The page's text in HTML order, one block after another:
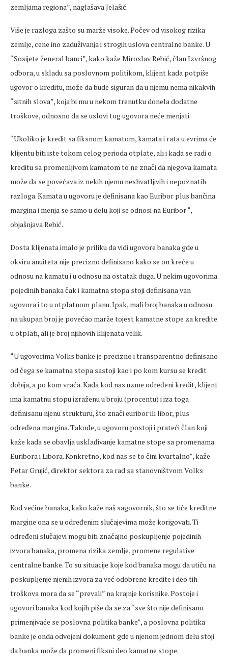
zemljama regiona”, naglašava Jelašić.
Više je razloga zašto su marže visoke. Počev od visokog rizika
zemlje, cene ino zaduživanja i strogih uslova centralne banke. U
“Sosijete ženeral banci”, kako kaže Miroslav Rebić, član Izvršnog
odbora, u skladu sa poslovnom politikom, klijent kada potpiše
ugovor o kreditu, može da bude siguran da u njemu nema nikakvih
“sitnih slova”, koja bi mu u nekom trenutku donela dodatne
troškove, odnosno da se uslovi tog ugovora neće menjati.
“Ukoliko je kredit sa fiksnom kamatom, kamata i rata u evrima će
klijentu biti iste tokom celog perioda otplate, ali i kada se radi o
kreditu sa promenljivom kamatom to ne znači da njegova kamata
može da se povećava iz nekih njemu neshvatljivih i nepoznatih
razloga. Kamata u ugovoru je definisana kao Euribor plus bančina
margina i menja se samo u delu koji se odnosi na Euribor “,
objašnjava Rebić.
Dosta klijenata imalo je priliku da vidi ugovore banaka gde u
okviru anuiteta nije precizno definisano kako se on kreće u
odnosu na kamatu i u odnosu na ostatak duga. U nekim ugovorima
pojedinih banaka čak i kamatna stopa stoji definisana van
ugovora i to u otplatnom planu. Ipak, mali broj banaka u odnosu
na ukupan broj je povećao marže tojest kamatne stope za kredite
u otplati, ali je broj njihovih klijenata velik.
“U ugovorima Volks banke je precizno i transparentno definisano
od čega se kamatna stopa sastoji kao i po kom kursu se kredit
dobija, a po kom vraća. Kada kod nas uzme određeni kredit, klijent
ima kamatnu stopu izraženu u broju (procentu) i iza toga
definisanu njenu strukturu, što znači euribor ili libor, plus
određena margina. Takođe, u ugovoru postoji i prateći član koji
kaže kada se obavlja usklađivanje kamatne stope sa promenama
Euribora i Libora. Konkretno, kod nas se to čini kvartalno”, kaže
Petar Grujić, direktor sektora za rad sa stanovništvom Volks
banke.
Kod većine banaka, kako kaže naš sagovornik, što se tiče kreditne
margine ona se u određenim slučajevima može korigovati. Ti
određeni slučajevi mogu biti značajno poskupljenje pojedinih
izvora banaka, promena rizika zemlje, promene regulative
centralne banke. To su situacije koje kod banaka mogu da utiču na
poskupljenje njenih izvora za već odobrene kredite i deo tih
troškova mora da se “prevali” na krajnje korisnike. Postoje i
ugovori banaka kod kojih piše da se za “sve što nije definisano
primenjivaće se poslovna politika banke”, a poslovna politika
banke je onda odvojeni dokument gde u njenom jednom delu stoji
da banka može da promeni fiksni deo kamatne stope.